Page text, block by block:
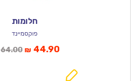
חלומות
פוקסמיינד
64.00המחיר
₪ 44.90המחיר
הוא: